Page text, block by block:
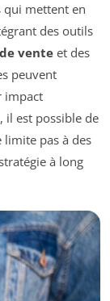
qui mettent en
des outils
vente et des
peuvent
impact
il est possible de
pas à des
à long